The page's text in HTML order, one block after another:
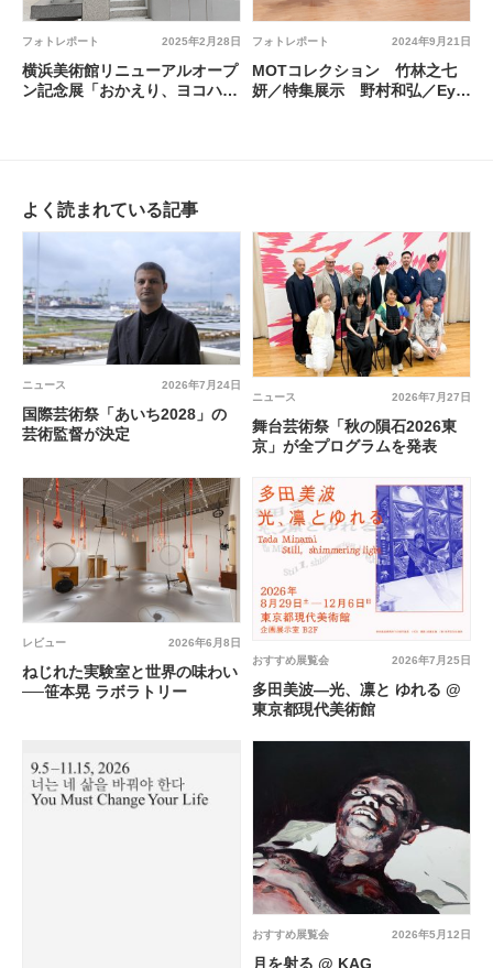
2025年2月28日
フォトレポート
横浜美術館リニューアルオープ
ン記念展「おかえり、ヨコハ
2024年9月21日
フォトレポート
MOTコレクション 竹林之七
妍／特集展示 野村和弘／Eye
よく読まれている記事
2026年7月24日
ニュース
国際芸術祭「あいち2028」の
芸術監督が決定
2026年7月27日
ニュース
舞台芸術祭「秋の隕石2026東
京」が全プログラムを発表
2026年6月8日
レビュー
ねじれた実験室と世界の味わい
──笹本晃 ラボラトリー
2026年7月25日
おすすめ展覧会
多田美波―光、凛と ゆれる @
東京都現代美術館
2026年5月12日
おすすめ展覧会
月を射る @ KAG